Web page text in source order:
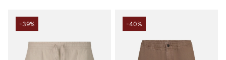
-39% -40%